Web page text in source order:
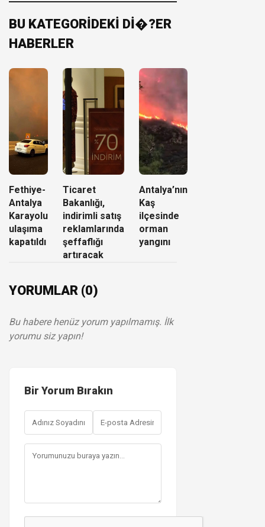
BU KATEGORİDEKİ Dİ�?ER
HABERLER
Fethiye-
Antalya
Karayolu
ulaşıma
kapatıldı
Ticaret
Bakanlığı,
indirimli satış
reklamlarında
şeffaflığı
artıracak
Antalya’nın
Kaş
ilçesinde
orman
yangını
YORUMLAR (0)
Bu habere henüz yorum yapılmamış. İlk
yorumu siz yapın!
Bir Yorum Bırakın